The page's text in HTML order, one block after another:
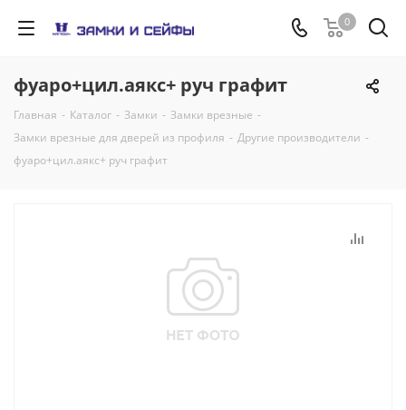
0
фуаро+цил.аякс+ руч графит
Главная - Каталог - Замки - Замки врезные -
Замки врезные для дверей из профиля - Другие производители -
фуаро+цил.аякс+ руч графит